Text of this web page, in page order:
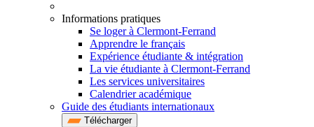
Informations pratiques
Se loger à Clermont-Ferrand
Apprendre le français
Expérience étudiante & intégration
La vie étudiante à Clermont-Ferrand
Les services universitaires
Calendrier académique
Guide des étudiants internationaux
Télécharger